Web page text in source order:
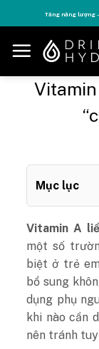
to
content
Tăng năng lượng
Mục lục
Vitamin A
một số
biệt ở trẻ
bổ sung
dụng phụ
khi nào cần
nên tránh